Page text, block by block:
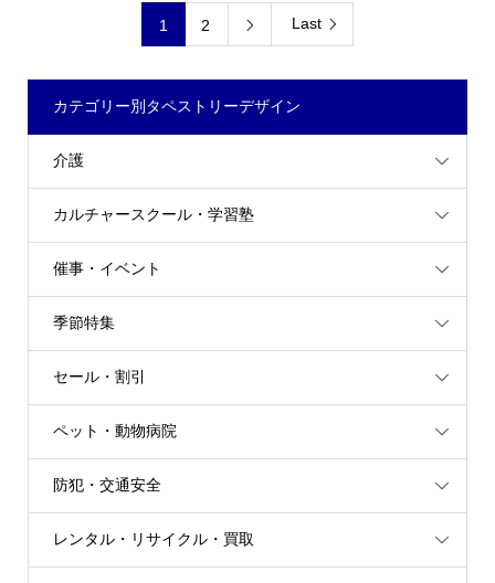
1 2  Last
カテゴリー別タペストリーデザイン
介護
カルチャースクール・学習塾
催事・イベント
季節特集
セール・割引
ペット・動物病院
防犯・交通安全
レンタル・リサイクル・買取